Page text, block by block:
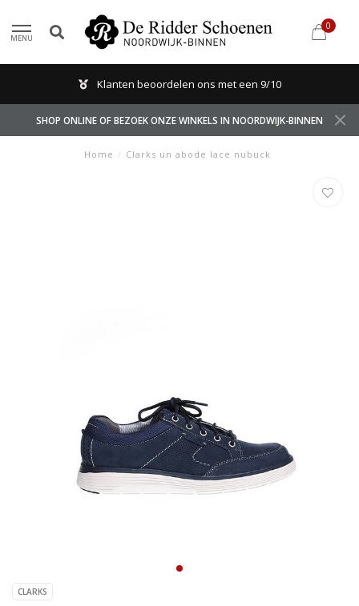
MENU
0
Klanten beoordelen ons met een 9/10
SHOP ONLINE OF BEZOEK ONZE WINKELS IN NOORDWIJK-BINNEN
Home / Clarks un abode lace nubuck
CLARKS